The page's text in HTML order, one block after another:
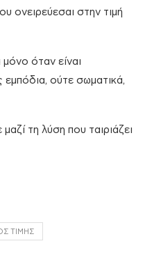
ονειρεύεσαι στην τιμή
όταν είναι
ούτε σωματικά,
τη λύση που ταιριάζει
ΤΙΜΉΣ